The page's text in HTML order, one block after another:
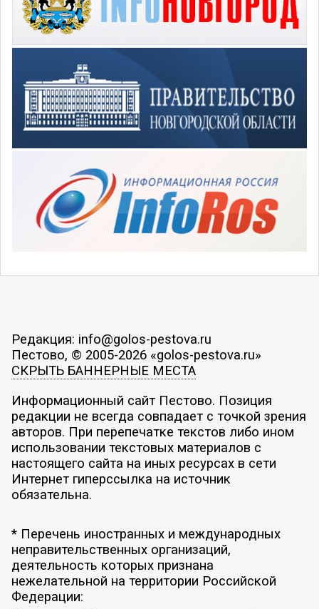
Редакция: info@golos-pestova.ru
Пестово, © 2005-2026 «golos-pestova.ru»
СКРЫТЬ БАННЕРНЫЕ МЕСТА
Информационный сайт Пестово. Позиция
редакции не всегда совпадает с точкой зрения
авторов. При перепечатке текстов либо ином
использовании текстовых материалов с
настоящего сайта на иных ресурсах в сети
Интернет гиперссылка на источник
обязательна.
* Перечень иностранных и международных
неправительственных организаций,
деятельность которых признана
нежелательной на территории Российской
Федерации: